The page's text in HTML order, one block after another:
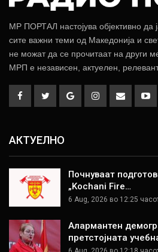
МР ПОРТАЛ настојува објективно да
сите важни теми од Македонија и
не можат да се прочитаат на други
МРП е независен, актуелен,
АКТУЕЛНО
Почнуваат
„Kochani Fire…
6 Aug, 2026 во 12:25
Алармантен
претстојната